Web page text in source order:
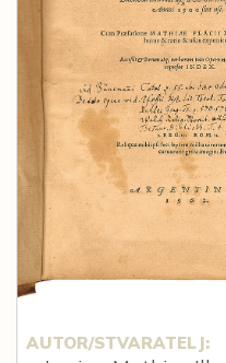
AUTOR/STVARATELJ: